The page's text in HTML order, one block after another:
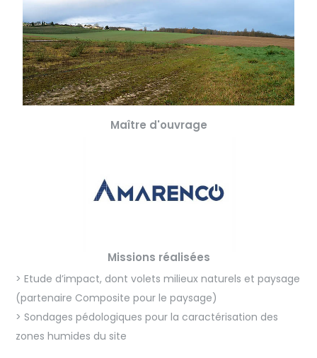
Maître d'ouvrage
Missions réalisées
> Etude d’impact, dont volets milieux naturels et paysage
(partenaire Composite pour le paysage)
> Sondages pédologiques pour la caractérisation des
zones humides du site